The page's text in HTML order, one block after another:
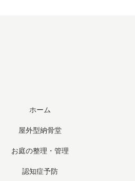
ホーム
屋外型納骨堂
お庭の整理・管理
認知症予防